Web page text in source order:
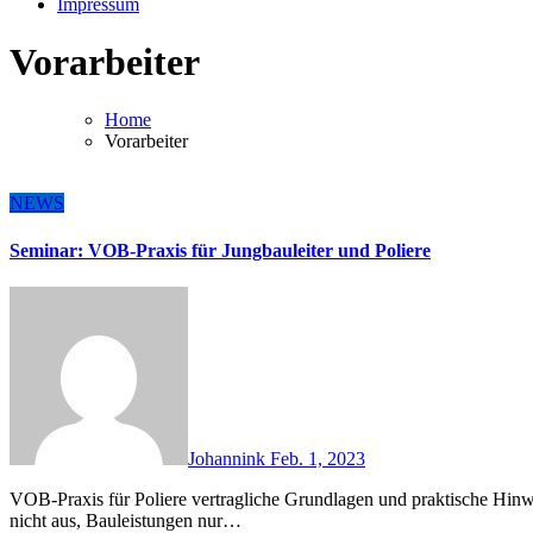
Vorarbeiter
Home
Vorarbeiter
NEWS
Seminar: VOB-Praxis für Jungbauleiter und Poliere
Johannink Feb. 1, 2023
VOB-Praxis für Poliere vertragliche Grundlagen und praktische Hinweise für eine erfolgreiche Bauvertragsabwicklung Es reicht
nicht aus, Bauleistungen nur…